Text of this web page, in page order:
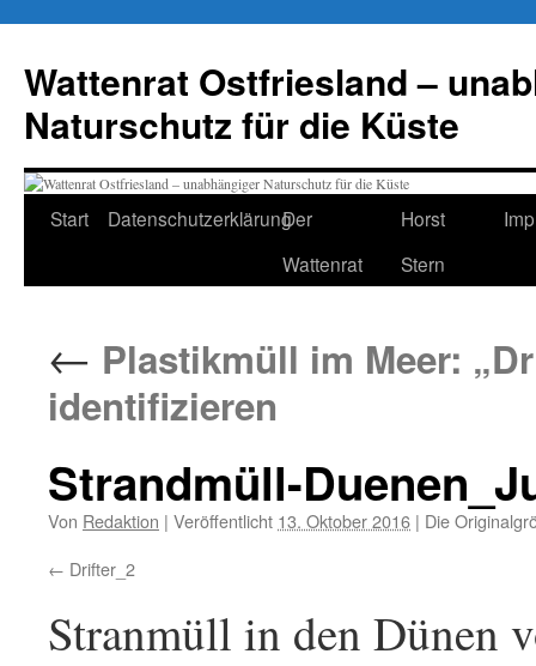
springen
Wattenrat Ostfriesland –
Naturschutz für die Küste
Start DatenschutzerklärungDer
Wattenrat
Horst
Stern
← Plastikmüll im Meer:
identifizieren
Strandmüll-
Von Redaktion | Veröffentlicht 13. Oktober 2016 | Die
Drifter_2
Stranmüll in den Dünen